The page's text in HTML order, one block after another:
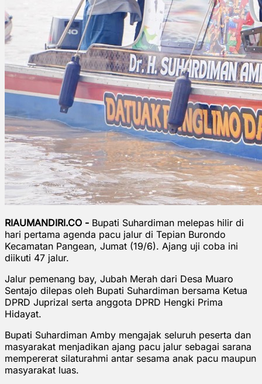
RIAUMANDIRI.CO - Bupati Suhardiman melepas hilir di
hari pertama agenda pacu jalur di Tepian Burondo
Kecamatan Pangean, Jumat (19/6). Ajang uji coba ini
diikuti 47 jalur.
Jalur pemenang bay, Jubah Merah dari Desa Muaro
Sentajo dilepas oleh Bupati Suhardiman bersama Ketua
DPRD Juprizal serta anggota DPRD Hengki Prima
Hidayat.
Bupati Suhardiman Amby mengajak seluruh peserta dan
masyarakat menjadikan ajang pacu jalur sebagai sarana
mempererat silaturahmi antar sesama anak pacu maupun
masyarakat luas.